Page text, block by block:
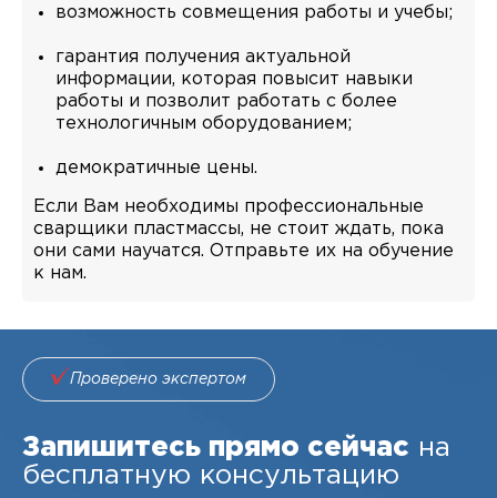
возможность совмещения работы и учебы;
гарантия получения актуальной
информации, которая повысит навыки
работы и позволит работать с более
технологичным оборудованием;
демократичные цены.
Если Вам необходимы профессиональные
сварщики пластмассы, не стоит ждать, пока
они сами научатся. Отправьте их на обучение
к нам.
Проверено экспертом
Запишитесь прямо сейчас на
бесплатную консультацию